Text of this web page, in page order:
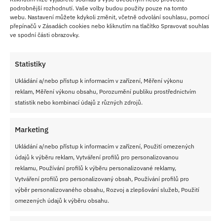
podrobnější rozhodnutí. Vaše volby budou použity pouze na tomto
webu. Nastavení můžete kdykoli změnit, včetně odvolání souhlasu, pomocí
přepínačů v Zásadách cookies nebo kliknutím na tlačítko Spravovat souhlas
ve spodní části obrazovky.
Statistiky
Ukládání a/nebo přístup k informacím v zařízení, Měření výkonu
reklam, Měření výkonu obsahu, Porozumění publiku prostřednictvím
statistik nebo kombinací údajů z různých zdrojů.
Marketing
Ukládání a/nebo přístup k informacím v zařízení, Použití omezených
údajů k výběru reklam, Vytváření profilů pro personalizovanou
reklamu, Používání profilů k výběru personalizované reklamy,
Vytváření profilů pro personalizovaný obsah, Používání profilů pro
výběr personalizovaného obsahu, Rozvoj a zlepšování služeb, Použití
omezených údajů k výběru obsahu.
Tipy redakce
Džem mezi pláty:Rybízový džem je příjemně kyselejší a
může sáhnout po švestkovém.
Krém bez hrudek:Mouku s vejci a částí mléka nejdřív
opravdu dobře rozmíchejte. Teprve pak směs vlijte do
Válení těsta:
povolit při pokojové teplotě. Pokud se naopak lepí, vraťte
ho na chvíli do chladu.
Poleva až nakonec:Čokoládu dávejte na moučník až po
odležení. Kdyby přišla na řadu hned, hůř by se s řezy